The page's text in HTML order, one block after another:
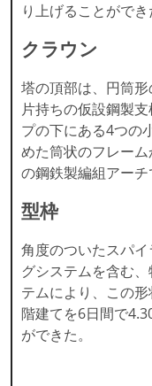
り上げることができ
クラウン
塔の頂部は、円筒
片持ちの仮設鋼製
プの下にある4つの
めた筒状のフレー
の鋼鉄製編組アーチ
型枠
角度のついたスパ
グシステムを含む
テムにより、この
階建てを6日間で
ができた。